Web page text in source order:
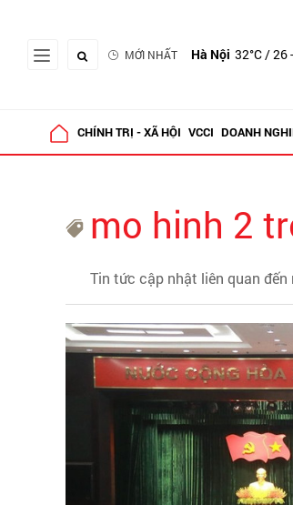
MỚI NHẤT Hà Nội 32°C/ 26
CHÍNH TRỊ - XÃ HỘI VCCI DOANH
mo hinh 2
Tin tức cập nhật liên quan đến